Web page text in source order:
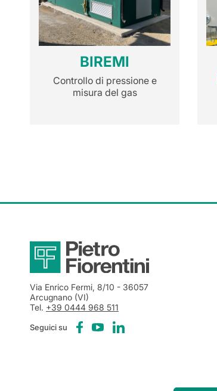
BIREMI
Controllo di pressione e
misura del gas
Via Enrico Fermi, 8/10 - 36057
Arcugnano (VI)
Tel. +39 0444 968 511
Seguici su